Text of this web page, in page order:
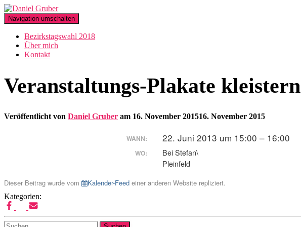
Navigation umschalten
Bezirkstagswahl 2018
Über mich
Kontakt
Veranstaltungs-Plakate kleistern
Veröffentlicht von Daniel Gruber am 16. November 201516. November 2015
WANN: 22. Juni 2013 um 15:00 – 16:00
WO:
Bei Stefan\
Pleinfeld
Dieser Beitrag wurde vom Kalender-Feed einer anderen Website repliziert.
Kategorien:
Suchen